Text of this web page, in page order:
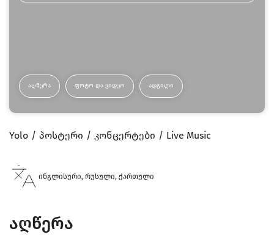
ᲐᲦᲬᲔᲠᲐ ᲤᲝᲢᲝ ᲓᲐ ᲕᲘᲓᲔᲝ ᲐᲓᲒᲘᲚᲘ
Yolo პოსტერი კონცერტები Live Music
ინგლისური, რუსული, ქართული
აღწერა